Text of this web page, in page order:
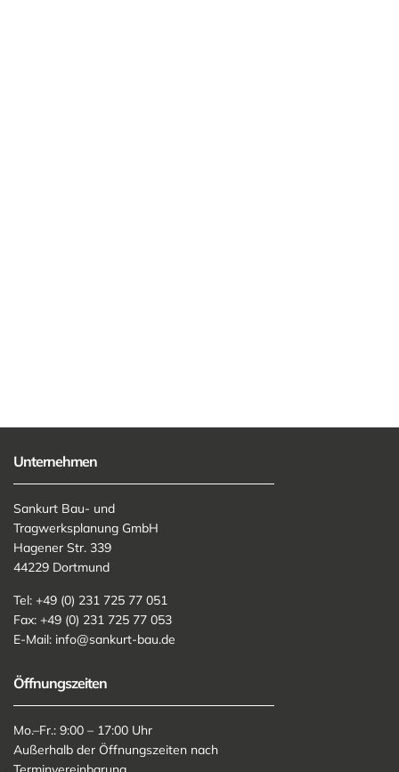
Unternehmen
Sankurt Bau- und
Tragwerksplanung GmbH
Hagener Str. 339
44229 Dortmund
Tel: +49 (0) 231 725 77 051
Fax: +49 (0) 231 725 77 053
E-Mail: info@sankurt-bau.de
Öffnungszeiten
Mo.–Fr.: 9:00 – 17:00 Uhr
Außerhalb der Öffnungszeiten nach